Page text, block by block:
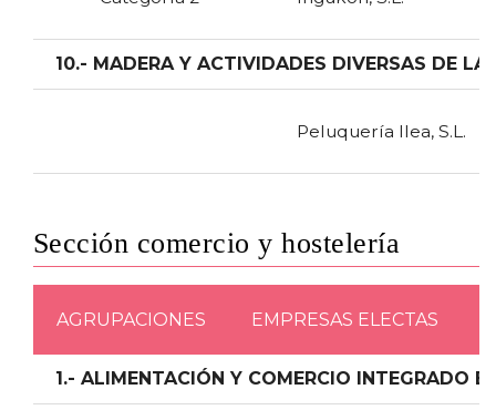
10.- MADERA Y ACTIVIDADES DIVERSAS DE LA
Peluquería Ilea, S.L.
Sección comercio y hostelería
AGRUPACIONES EMPRESAS ELECTAS
1.- ALIMENTACIÓN Y COMERCIO INTEGRADO